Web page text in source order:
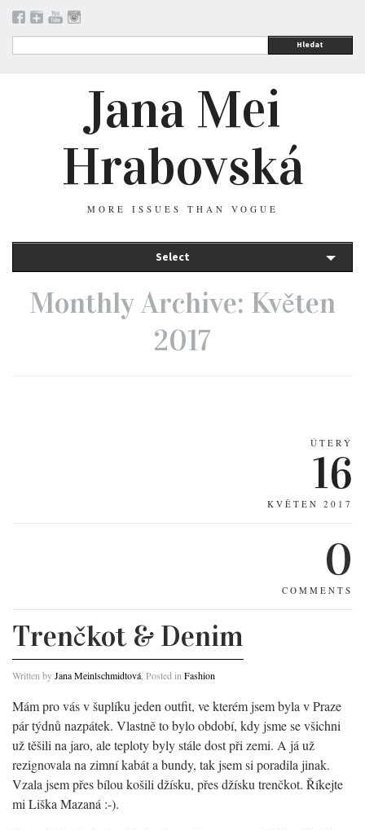
Hledat
Jana Mei
Hrabovská
MORE ISSUES THAN VOGUE
Select
Monthly Archive: Květen
2017
ÚTERÝ
16
KVĚTEN 2017
0
COMMENTS
Trenčkot & Denim
Written byJana Meinlschmidtová , Posted in Fashion
Mám pro vás v šuplíku jeden outfit, ve kterém jsem byla v Praze
pár týdnů nazpátek. Vlastně to bylo období, kdy jsme se všichni
už těšili na jaro, ale teploty byly stále dost při zemi. A já už
rezignovala na zimní kabát a bundy, tak jsem si poradila jinak.
Vzala jsem přes bílou košili džísku, přes džísku trenčkot. Říkejte
mi Liška Mazaná :-).